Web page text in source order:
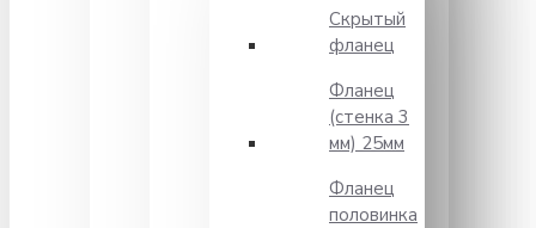
Скрытый
фланец
Фланец
(стенка 3
мм) 25мм
Фланец
половинка